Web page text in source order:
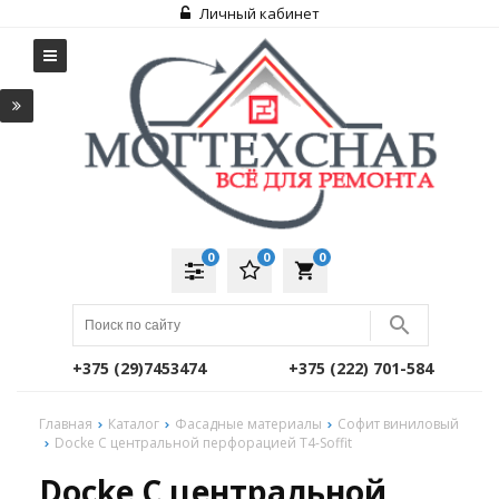
Личный кабинет
local_grocery_store
0
0
0
+375 (29)7453474 +375 (222) 701-584
Главная Каталог Фасадные материалы
Софит виниловый
Docke С центральной перфорацией T4-Soffit